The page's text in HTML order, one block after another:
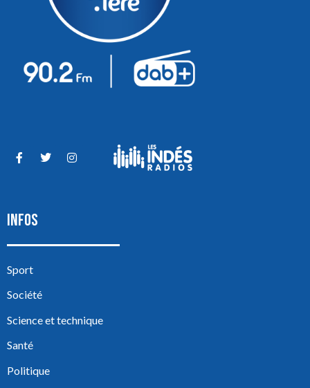
INFOS
Sport
Société
Science et technique
Santé
Politique